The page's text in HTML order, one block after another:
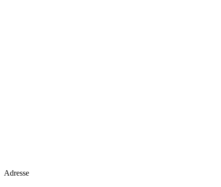
Adresse